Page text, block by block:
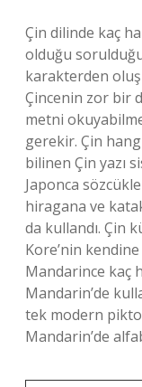
Çin dilinde kaç
olduğu
karakterden
Çincenin zor bir
metni
gerekir. Çin
bilinen Çin yazı
Japonca
hiragana ve
da kullandı. Çin
Kore’nin
Mandarince kaç
Mandarin’de
tek modern
Mandarin’de